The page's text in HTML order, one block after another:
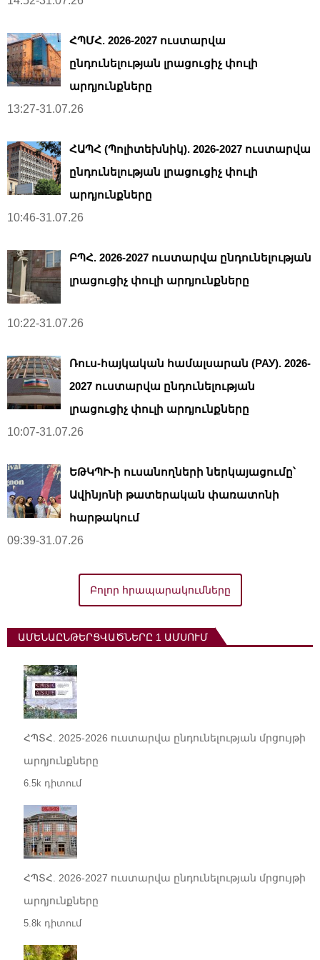
ՀՊՄՀ. 2026-2027 ուստարվա
ընդունելության լրացուցիչ փուլի
արդյունքները
13:27-31.07.26
ՀԱՊՀ (Պոլիտեխնիկ). 2026-2027 ուստարվա
ընդունելության լրացուցիչ փուլի
արդյունքները
10:46-31.07.26
ԲՊՀ. 2026-2027 ուստարվա ընդունելության
լրացուցիչ փուլի արդյունքները
10:22-31.07.26
Ռուս-հայկական համալսարան (РАУ). 2026-
2027 ուստարվա ընդունելության
լրացուցիչ փուլի արդյունքները
10:07-31.07.26
ԵԹԿՊԻ-ի ուսանողների ներկայացումը՝
Ավինյոնի թատերական փառատոնի
հարթակում
09:39-31.07.26
Բոլոր հրապարակումները
ԱՄԵՆԱԸՆԹԵՐՑՎԱԾՆԵՐԸ 1 ԱՄՍՈՒՄ
ՀՊՏՀ. 2025-2026 ուստարվա ընդունելության մրցույթի
արդյունքները
6.5k դիտում
ՀՊՏՀ. 2026-2027 ուստարվա ընդունելության մրցույթի
արդյունքները
5.8k դիտում